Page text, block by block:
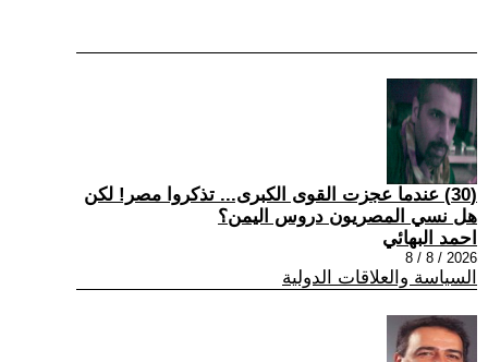
(30) عندما عجزت القوى الكبرى... تذكروا مصر! لكن
هل نسي المصريون دروس اليمن؟
احمد البهائي
2026 / 8 / 8
السياسة والعلاقات الدولية